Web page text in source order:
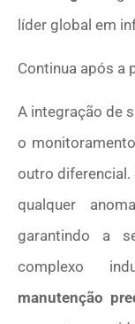
líder global em
Continua após a
A integração de
o
outro diferencial.
qualquer
garantindo a
complexo
manutenção